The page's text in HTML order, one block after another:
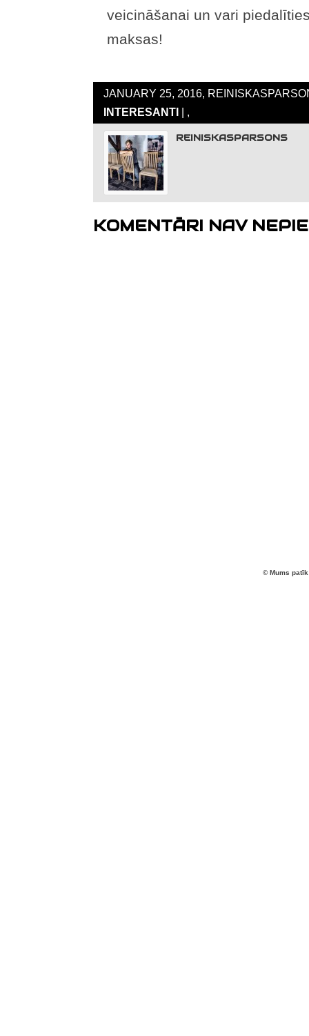
veicināšanai un vari
maksas!
JANUARY 25, 2016,
INTERESANTI | ,
REINISKASPARSONS
KOMENTĀRI NAV
© Mums